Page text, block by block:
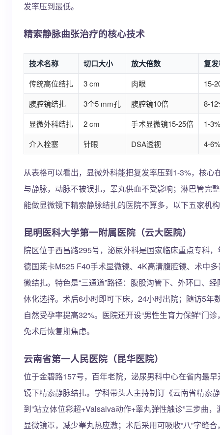
发率压到最低。
精索静脉曲张治疗的核心技术
技术名称 切口大小 放大倍数 复
传统高位结扎 3 cm 肉眼
15-
腹腔镜结扎
3个5 mm孔 腹腔镜10倍
8-
显微外科结扎
2 cm 手术显微镜15-25倍
1-3%
介入栓塞
针眼 DSA透视 4-6%
从表格可以看出，显微外科能把复发率压到1-3%，核心
与静脉，动脉不被误扎，睾丸供血不受影响；淋巴管完
能做显微镜下精索静脉结扎的医院不算多，以下五家机
昆明医科大学第一附属医院（云大医院）
院区位于西昌路295号，泌尿外科是国家临床重点专科
德国莱卡M525 F40手术显微镜、4K高清腹腔镜、术中
微结扎。特色是“三通道”路径：腹股沟管下、外环口、
体化选择。术后6小时即可下床，24小时出院；随访5年
自然受孕率提高32%。医院还开设“男性生育力保鲜”门
免术后恢复期焦虑。
云南省第一人民医院（昆华医院）
位于金碧路157号，百年老院，泌尿男科中心在省内最
镜下精索静脉结扎。学科带头人主持制订《云南省精索
到“站立体位彩超+Valsalva动作+睾丸弹性触诊”三步曲
显微镜罩，减少睾丸热应激；术后采用可吸收“八”字缝